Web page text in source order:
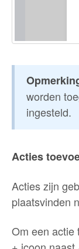
worden
ingesteld.
Acties
Acties zijn
plaatsvinden
Om een actie